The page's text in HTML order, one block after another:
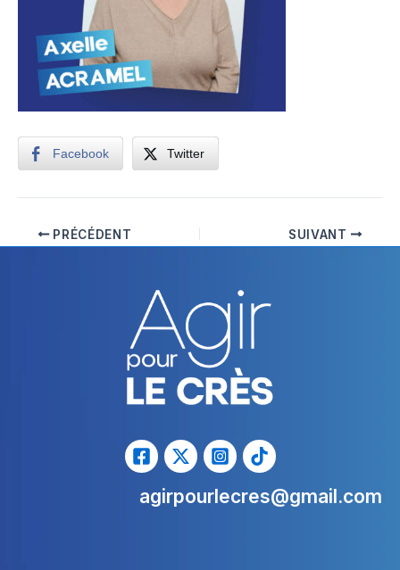
Facebook Twitter
PRÉCÉDENT SUIVANT
agirpourlecres@gmail.com